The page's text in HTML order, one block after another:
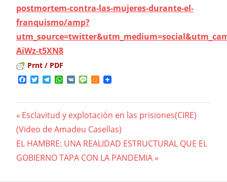
postmortem-contra-las-mujeres-durante-el-
franquismo/amp?
AiWz-t5XN8
Prnt / PDF
Facebook
TwitterTelegram
WhatsApp
VK MessageMeneame
Navegación
de
Previous
Post:
Esclavitud y explotación en las prisiones(CIRE)
(Video de Amadeu Casellas)
Next
Post:
EL HAMBRE: UNA REALIDAD ESTRUCTURAL QUE EL
GOBIERNO TAPA CON LA PANDEMIA